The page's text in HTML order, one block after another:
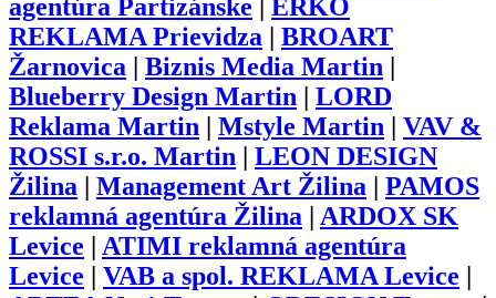
agentúra Partizánske
ERKO
REKLAMA Prievidza
BROART
Žarnovica
Biznis Media Martin
Blueberry Design Martin
LORD
Reklama Martin
Mstyle Martin
VAV &
ROSSI s.r.o. Martin
LEON DESIGN
Žilina
Management Art Žilina
PAMOS
reklamná agentúra Žilina
ARDOX SK
Levice
ATIMI reklamná agentúra
Levice
VAB a spol. REKLAMA Levice